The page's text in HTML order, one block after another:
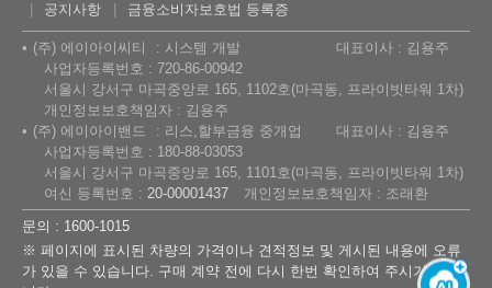
공지사항
금융소비자보호법 등록증
(주) 에이아이씨티 시스템 개발
대표이사 : 김용주
사업자등록번호 : 720-86-00942
서울시 강서구 마곡중앙로 165, 1102호(마곡동, 프라이빗타워 1차)
개인정보보호책임자 : 김용주
(주) 에이아이밴드
리스,할부금융 중개업
대표이사 : 김용주
사업자등록번호 : 180-88-03053
서울시 강서구 마곡중앙로 165, 1101호(마곡동, 프라이빗타워 1차)
여신 등록번호 : 20-00001437
개인정보보호책임자 : 조래환
문의 : 1600-1015
※ 페이지에 표시된 차량의 가격이나 견적정보 및 게시된 내용에 오류
가 있을 수 있습니다. 구매 계약 전에 다시 한번 확인하여 주시기 바랍